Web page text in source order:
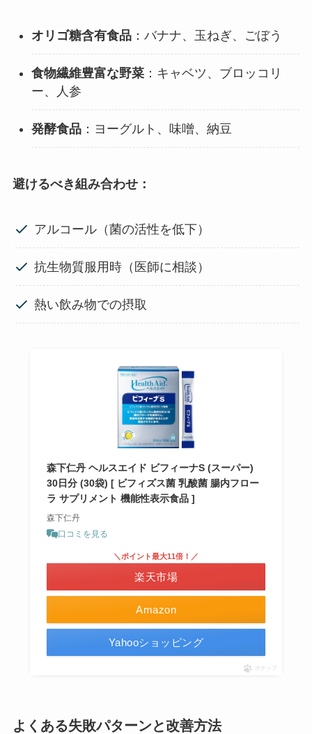
オリゴ糖含有食品：バナナ、玉ねぎ、ごぼう
食物繊維豊富な野菜：キャベツ、ブロッコリ
ー、人参
発酵食品：ヨーグルト、味噌、納豆
避けるべき組み合わせ：
アルコール（菌の活性を低下）
抗生物質服用時（医師に相談）
熱い飲み物での摂取
森下仁丹 ヘルスエイド ビフィーナS (スーパー)
30日分 (30袋) [ ビフィズス菌 乳酸菌 腸内フロー
ラ サプリメント 機能性表示食品 ]
森下仁丹
口コミを見る
Amazon
＼ポイント最大11倍！／
楽天市場
Yahooショッピング
ポチップ
よくある失敗パターンと改善方法